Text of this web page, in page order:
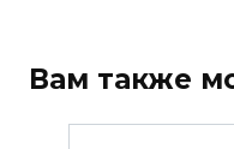
Вам также